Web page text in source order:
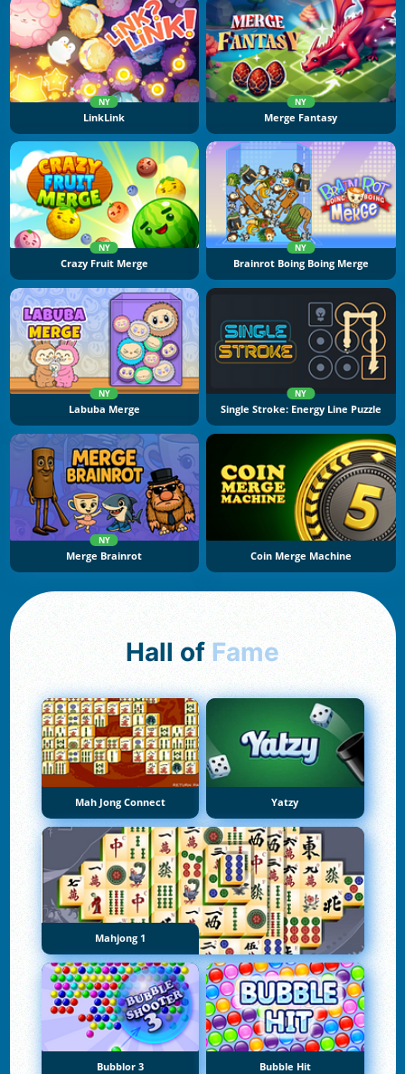
NY
LinkLink
NY
Merge Fantasy
NY
Crazy Fruit Merge
NY
Brainrot Boing Boing Merge
NY
Labuba Merge
NY
Single Stroke: Energy Line Puzzle
NY
Merge Brainrot Coin Merge Machine
Hall of Fame
Mah Jong Connect Yatzy
Mahjong 1
Bubblor 3 Bubble Hit